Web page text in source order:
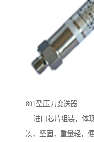
801型压力变送器
进口芯片组装，体
凑，坚固，重量轻，